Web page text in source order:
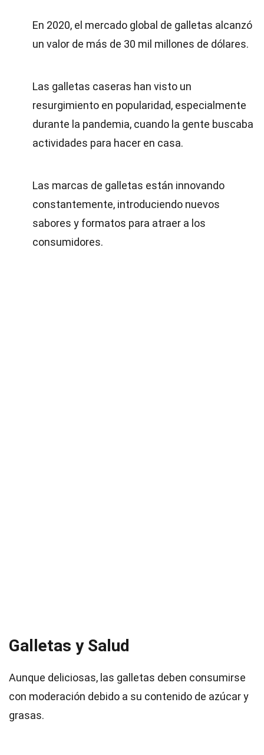
En 2020, el mercado global de galletas alcanzó
un valor de más de 30 mil millones de dólares.
Las galletas caseras han visto un
resurgimiento en popularidad, especialmente
durante la pandemia, cuando la gente buscaba
actividades para hacer en casa.
Las marcas de galletas están innovando
constantemente, introduciendo nuevos
sabores y formatos para atraer a los
consumidores.
Galletas y Salud
Aunque deliciosas, las galletas deben consumirse
con moderación debido a su contenido de azúcar y
grasas.